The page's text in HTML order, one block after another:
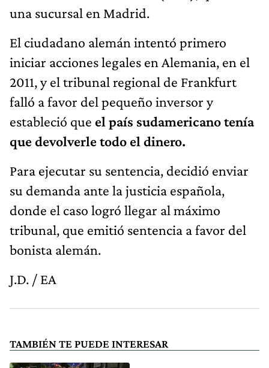
una sucursal en Madrid.
El ciudadano alemán intentó primero
iniciar acciones legales en Alemania, en el
2011, y el tribunal regional de Frankfurt
falló a favor del pequeño inversor y
estableció que el país sudamericano tenía
que devolverle todo el dinero.
Para ejecutar su sentencia, decidió enviar
su demanda ante la justicia española,
donde el caso logró llegar al máximo
tribunal, que emitió sentencia a favor del
bonista alemán.
J.D. / EA
TAMBIÉN TE PUEDE INTERESAR